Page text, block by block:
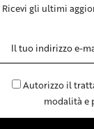
Ricevi gli ultimi
Indirizzo
Autorizzo il trattamento dei miei dati personali identificativi nelle
modalità e